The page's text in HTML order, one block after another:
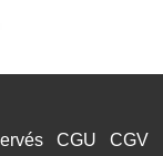
CGU
CGV